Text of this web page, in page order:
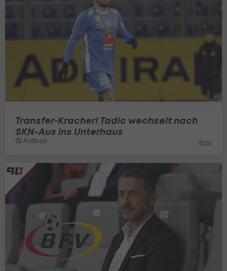
Transfer-Kracher! Tadic wechselt nach
SKN-Aus ins Unterhaus
Fußball 20